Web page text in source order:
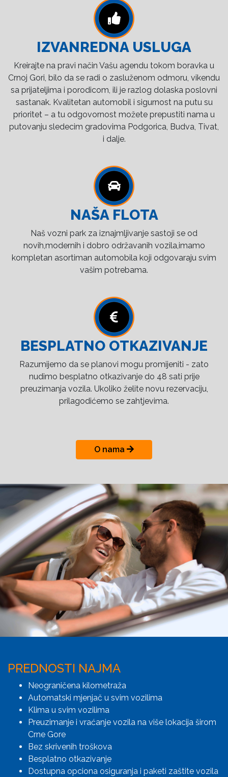
IZVANREDNA USLUGA
Kreirajte na pravi način Vašu agendu tokom boravka u
Crnoj Gori, bilo da se radi o zasluženom odmoru, vikendu
sa prijateljima i porodicom, ili je razlog dolaska poslovni
sastanak. Kvalitetan automobil i sigurnost na putu su
prioritet – a tu odgovornost možete prepustiti nama u
putovanju sledecim gradovima Podgorica, Budva, Tivat,
i dalje.
NAŠA FLOTA
Naš vozni park za iznajmljivanje sastoji se od
novih,modernih i dobro održavanih vozila,imamo
kompletan asortiman automobila koji odgovaraju svim
vašim potrebama.
BESPLATNO OTKAZIVANJE
Razumijemo da se planovi mogu promijeniti - zato
nudimo besplatno otkazivanje do 48 sati prije
preuzimanja vozila. Ukoliko želite novu rezervaciju,
prilagodićemo se zahtjevima.
O nama
PREDNOSTI NAJMA
Neograničena kilometraža
Automatski mjenjač u svim vozilima
Klima u svim vozilima
Preuzimanje i vraćanje vozila na više lokacija širom
Crne Gore
Bez skrivenih troškova
Besplatno otkazivanje
Dostupna opciona osiguranja i paketi zaštite vozila